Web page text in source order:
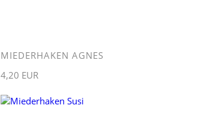
MIEDERHAKEN AGNES
4,20 EUR